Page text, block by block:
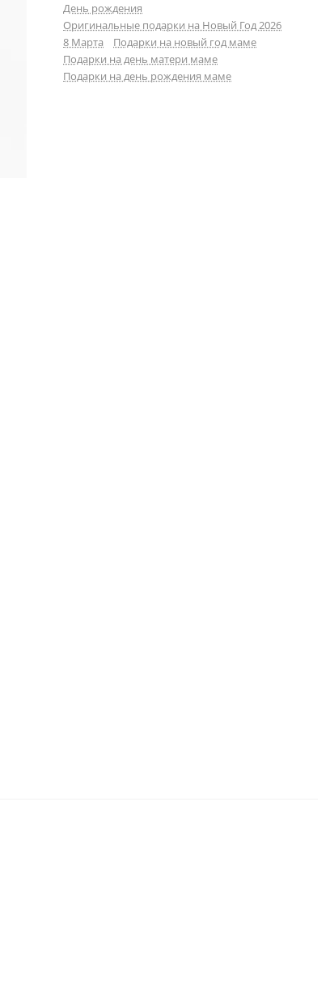
День рождения
Оригинальные подарки на Новый Год 2026
8 Марта
Подарки на новый год маме
Подарки на день матери маме
Подарки на день рождения маме